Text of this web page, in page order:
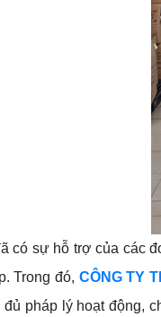
có sự hỗ trợ của các
Trong đó, CÔNG TY
đủ pháp lý hoạt động,